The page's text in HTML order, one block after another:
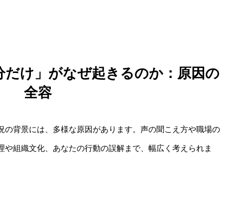
だけ」がなぜ起きるのか：原因の
全容
の背景には、多様な原因があります。声の聞こえ方や職場の
組織文化、あなたの行動の誤解まで、幅広く考えられま